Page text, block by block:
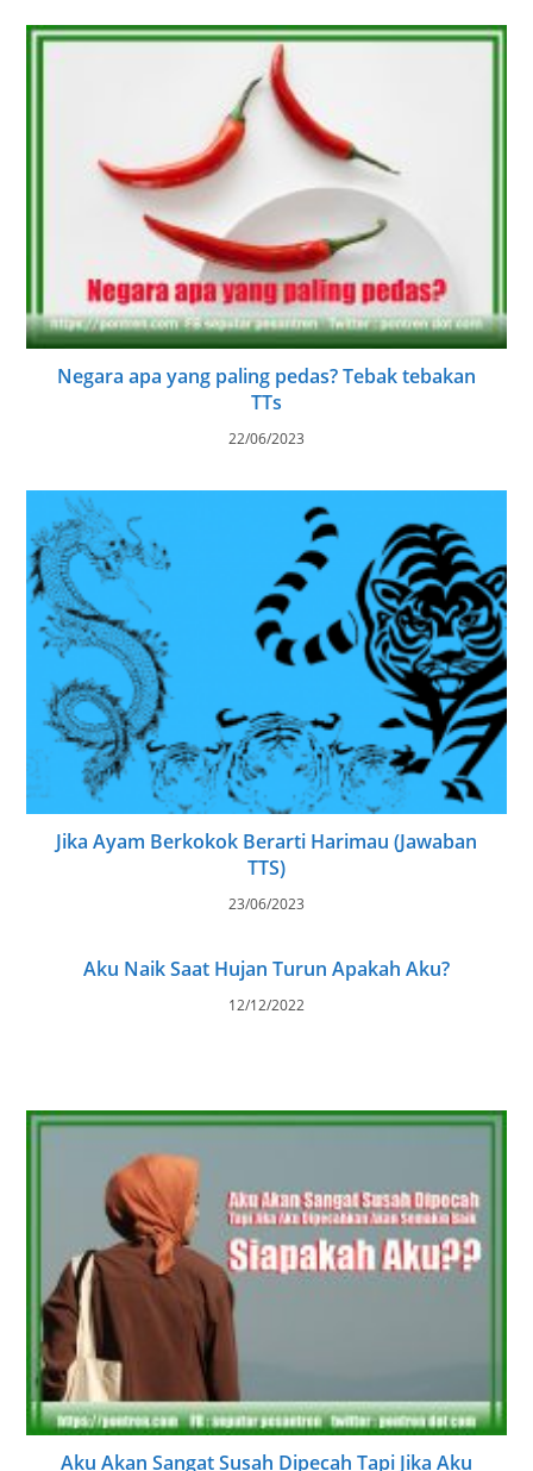
Negara apa yang paling pedas? Tebak tebakan
TTs
22/06/2023
Jika Ayam Berkokok Berarti Harimau (Jawaban
TTS)
23/06/2023
Aku Naik Saat Hujan Turun Apakah Aku?
12/12/2022
Aku Akan Sangat Susah Dipecah Tapi Jika Aku